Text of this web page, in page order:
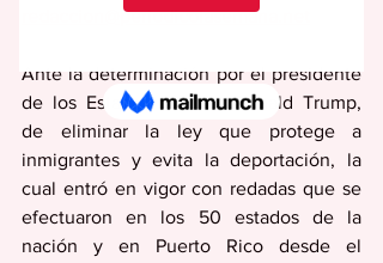
redaccion@periodicolasemana.net
Ante la determinación por el presidente
de los Estados Unidos, Donald Trump,
de eliminar la ley que protege a
inmigrantes y evita la deportación, la
cual entró en vigor con redadas que se
efectuaron en los 50 estados de la
nación y en Puerto Rico desde el